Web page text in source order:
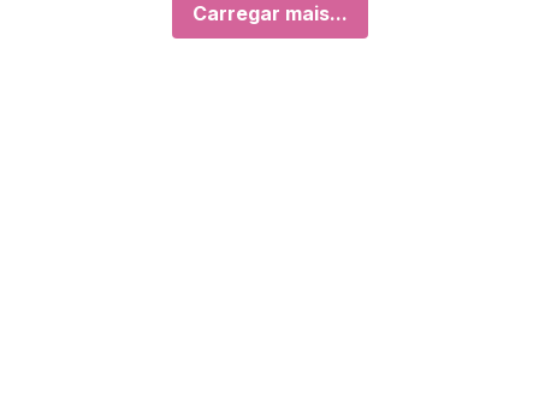
Carregar mais...